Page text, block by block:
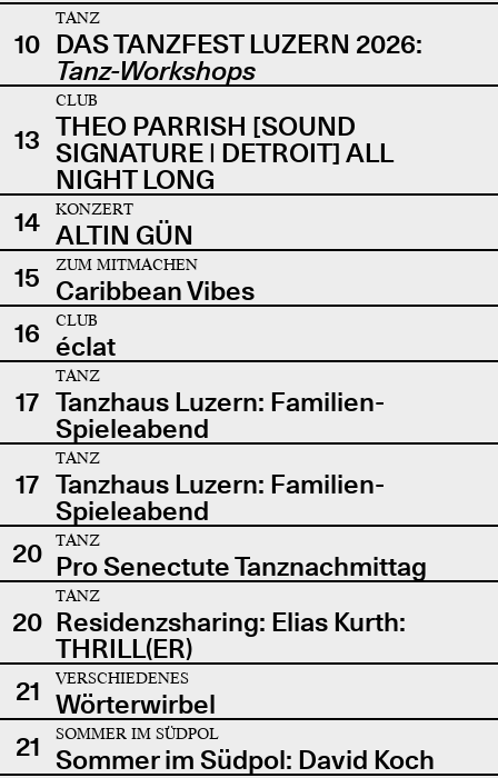
10
TANZ
DAS TANZFEST LUZERN 2026:
Tanz-Workshops
13
CLUB
THEO PARRISH [SOUND
SIGNATURE | DETROIT] ALL
NIGHT LONG
14
KONZERT
ALTIN GÜN
15
ZUM MITMACHEN
Caribbean Vibes
16
CLUB
éclat
17
TANZ
Tanzhaus Luzern: Familien-
Spieleabend
17
TANZ
Tanzhaus Luzern: Familien-
Spieleabend
20
TANZ
Pro Senectute Tanznachmittag
20
TANZ
Residenzsharing: Elias Kurth:
THRILL(ER)
21
VERSCHIEDENES
Wörterwirbel
21
SOMMER IM SÜDPOL
Sommer im Südpol: David Koch